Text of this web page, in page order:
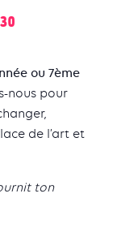
ou 7ème
nous pour
de l’art et
ton